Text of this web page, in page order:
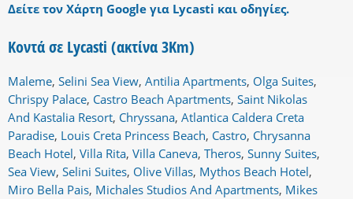
Δείτε τον Χάρτη Google για Lycasti και οδηγίες.
Κοντά σε Lycasti (ακτίνα 3Km)
Maleme, Selini Sea View, Antilia Apartments, Olga Suites,
Chrispy Palace, Castro Beach Apartments, Saint Nikolas
And Kastalia Resort, Chryssana, Atlantica Caldera Creta
Paradise, Louis Creta Princess Beach, Castro, Chrysanna
Beach Hotel, Villa Rita, Villa Caneva, Theros, Sunny Suites,
Sea View, Selini Suites, Olive Villas, Mythos Beach Hotel,
Miro Bella Pais, Michales Studios And Apartments, Mikes